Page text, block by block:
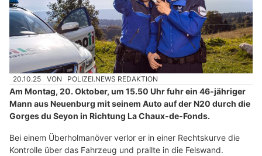
20.10.25 VON POLIZEI.NEWS REDAKTION
Am Montag, 20. Oktober, um 15.50 Uhr fuhr ein 46-jähriger
Mann aus Neuenburg mit seinem Auto auf der N20 durch die
Gorges du Seyon in Richtung La Chaux-de-Fonds.
Bei einem Überholmanöver verlor er in einer Rechtskurve die
Kontrolle über das Fahrzeug und prallte in die Felswand.